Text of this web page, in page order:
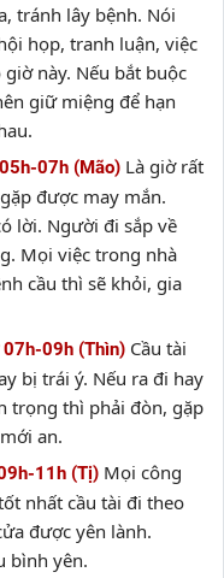
tránh lây bệnh. Nói
họp, tranh luận, việc
này. Nếu bắt buộc
giữ miệng để hạn
07h (Mão) Là giờ rất
được may mắn.
lời. Người đi sắp về
Mọi việc trong nhà
cầu thì sẽ khỏi, gia
09h (Thìn) Cầu tài
bị trái ý. Nếu ra đi hay
trọng thì phải đòn, gặp
an.
11h (Tị) Mọi công
nhất cầu tài đi theo
được yên lành.
bình yên.